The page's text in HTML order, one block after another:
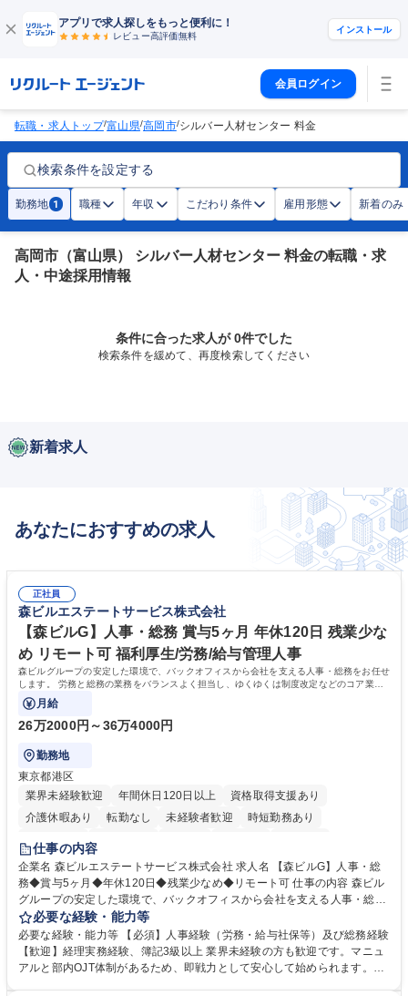
アプリで求人探しをもっと便利に！
レビュー高評価無料
インストール
会員ログイン
転職・求人トップ/富山県/高岡市/シルバー人材センター 料金
検索条件を設定する
勤務地 1 職種 年収 こだわり条件 雇用形態 新着のみ
高岡市（富山県） シルバー人材センター 料金の転職・求
人・中途採用情報
条件に合った求人が 0件でした
検索条件を緩めて、再度検索してください
新着求人
あなたにおすすめの求人
正社員
森ビルエステートサービス株式会社
【森ビルG】人事・総務 賞与5ヶ月 年休120日 残業少な
め リモート可 福利厚生/労務/給与管理人事
森ビルグループの安定した環境で、バックオフィスから会社を支える人事・総務をお任せ
します。 労務と総務の業務をバランスよく担当し、ゆくゆくは制度改定などのコア業務
にも挑戦できる、やりがいある環境です。
月給
26万2000円～36万4000円
勤務地
東京都港区
業界未経験歓迎
年間休日120日以上
資格取得支援あり
介護休暇あり
転勤なし 未経験者歓迎
時短勤務あり
経験者歓迎
完全週休2日制
交通費支給 長期歓迎 駅近5分以内 土日祝休み
仕事の内容
企業名 森ビルエステートサービス株式会社 求人名 【森ビルG】人事・総
務◆賞与5ヶ月◆年休120日◆残業少なめ◆リモート可 仕事の内容 森ビル
グループの安定した環境で、バックオフィスから会社を支える人事・総務
をお任せします。 労務と総務の業務をバランスよく担当し、ゆくゆくは制
度改定などのコア業務にも挑戦できる、やりがいある環境です。 ■勤怠管
理、給与計算、社会保険手続き、年末調整等の労務管理全般 ■入退社手続
き、社内規定の改定や人事制度改定などのコア業務 ■社内イベントの企画
必要な経験・能力等
必要な経験・能力等 【必須】人事経験（労務・給与社保等）及び総務経験
【歓迎】経理実務経験、簿記3級以上 業界未経験の方も歓迎です。マニュ
アルと部内OJT体制があるため、即戦力として安心して始められます。